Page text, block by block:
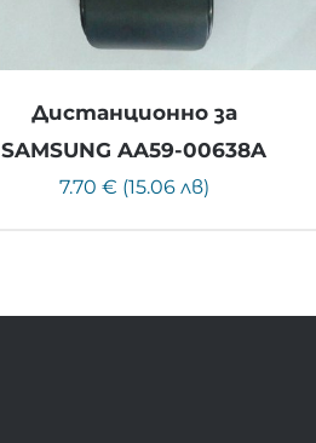
Дистанционно за
SAMSUNG AA59-00638A
7.70 € (15.06 лв)